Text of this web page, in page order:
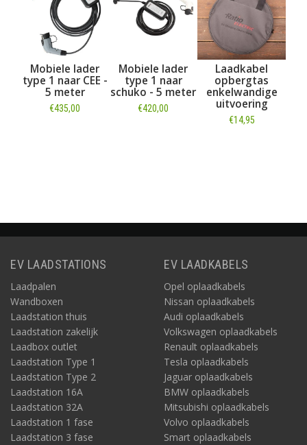
Mobiele lader
type 1 naar CEE -
5 meter
€435,00
Mobiele lader
type 1 naar
schuko - 5 meter
€420,00
Laadkabel
opbergtas
enkelwandige
uitvoering
€14,95
EV LAADSTATIONS
Laadpalen
Wandboxen
Laadstation thuis
Laadstation zakelijk
Laadbox outlet
Laadstation Type 1
Laadstation Type 2
Laadstation 16A
Laadstation 32A
Laadstation 1 fase
Laadstation 3 fase
EV LAADKABELS
Opel oplaadkabels
Nissan oplaadkabels
Audi oplaadkabels
Volkswagen oplaadkabels
Renault oplaadkabels
Tesla oplaadkabels
Jaguar oplaadkabels
BMW oplaadkabels
Mitsubishi oplaadkabels
Volvo oplaadkabels
Smart oplaadkabels